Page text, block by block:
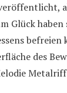
Glück haben
des